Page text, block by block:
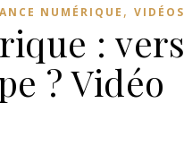
NUMÉRIQUE , VIDÉOS
: vers
? Vidéo